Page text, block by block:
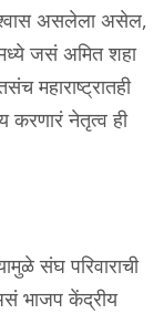
असलेला असेल,
जसं अमित शहा
महाराष्ट्रातही
करणारं नेतृत्व ही
संघ परिवाराची
भाजप केंद्रीय